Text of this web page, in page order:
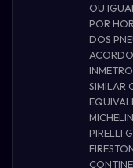
OU
POR
DOS
SIMILAR